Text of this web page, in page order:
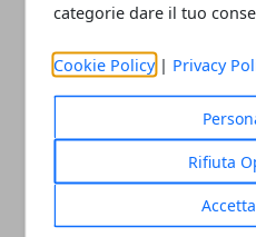
categorie dare il tuo
Cookie Policy | Privacy
Rifiuta
Milano ospita
poeta e autore de A
approda a Story
11/05/2025